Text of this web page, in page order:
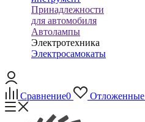
Принадлежности
для автомобиля
Автолампы
Электротехника
Электросамокаты
Сравнение0 Отложенные